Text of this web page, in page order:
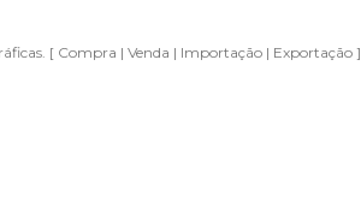
[ Compra | Venda | Importação | Exportação ]